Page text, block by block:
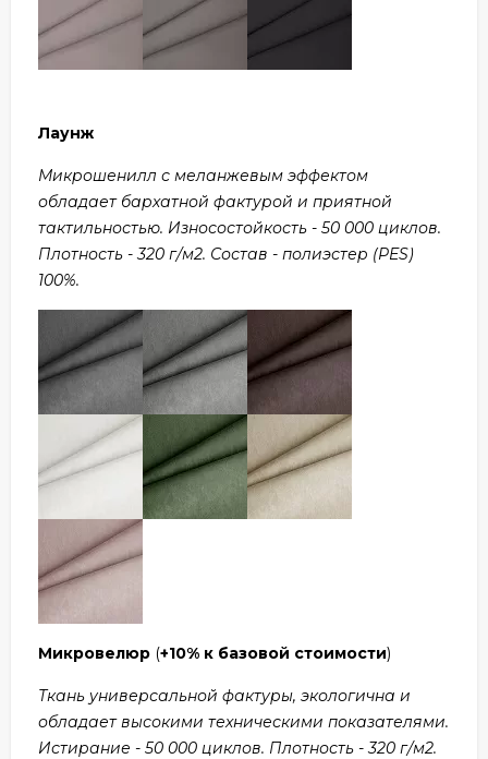
Лаунж
Микрошенилл с меланжевым эффектом
обладает бархатной фактурой и приятной
тактильностью. Износостойкость - 50 000 циклов.
Плотность - 320 г/м2. Состав - полиэстер (PES)
100%.
Микровелюр (+10% к базовой стоимости)
Ткань универсальной фактуры, экологична и
обладает высокими техническими показателями.
Истирание - 50 000 циклов. Плотность - 320 г/м2.